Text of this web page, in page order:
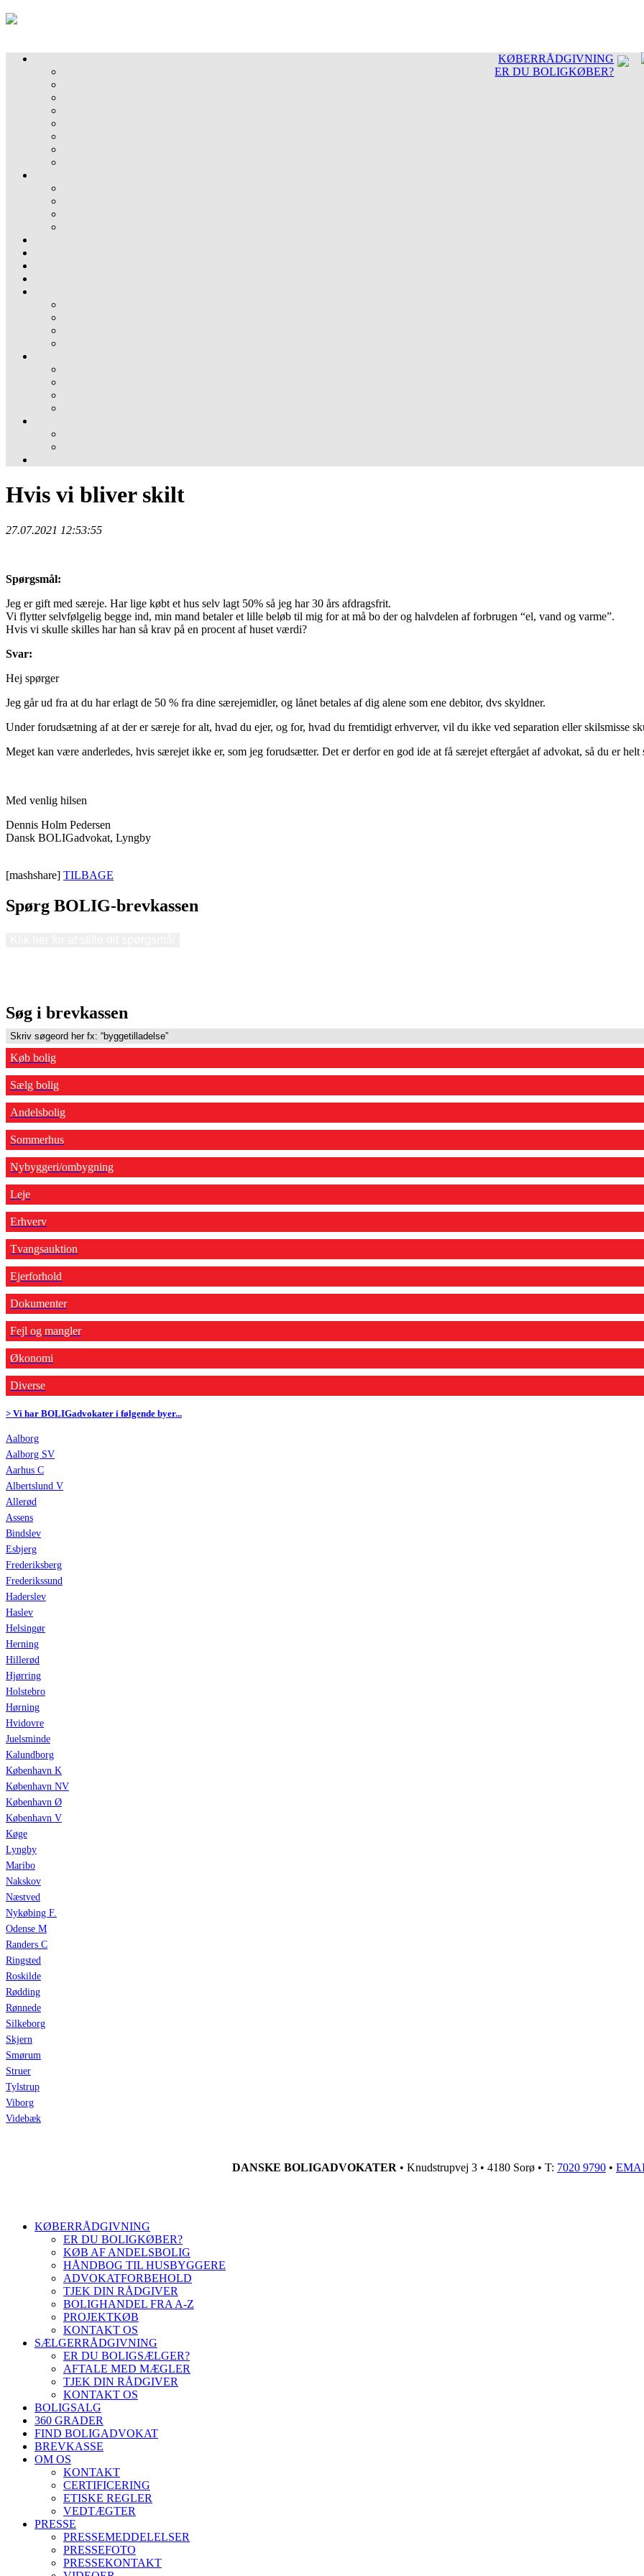
KØBERRÅDGIVNING
ER DU BOLIGKØBER?
Hvis vi bliver skilt
27.07.2021 12:53:55
Spørgsmål:
Jeg er gift med særeje. Har lige købt et hus selv lagt 50% så jeg har 30 års afdragsfrit.
Vi flytter selvfølgelig begge ind, min mand betaler et lille beløb til mig for at må bo der og halvdelen af forbrugen “el, vand og varme”.
Hvis vi skulle skilles har han så krav på en procent af huset værdi?
Svar:
Hej spørger
Jeg går ud fra at du har erlagt de 50 % fra dine særejemidler, og lånet betales af dig alene som ene debitor, dvs skyldner.
Under forudsætning af at der er særeje for alt, hvad du ejer, og for, hvad du fremtidigt erhverver, vil du ikke ved separation eller skilsmisse
Meget kan være anderledes, hvis særejet ikke er, som jeg forudsætter. Det er derfor en god ide at få særejet eftergået af advokat, så du er
Med venlig hilsen
Dennis Holm Pedersen
Dansk BOLIGadvokat, Lyngby
[mashshare] TILBAGE
Spørg BOLIG-brevkassen
Søg i brevkassen
Køb bolig
Sælg bolig
Andelsbolig
Sommerhus
Nybyggeri/ombygning
Leje
Erhverv
Tvangsauktion
Ejerforhold
Dokumenter
Fejl og mangler
Økonomi
Diverse
> Vi har BOLIGadvokater i følgende byer...
Aalborg
Aalborg SV
Aarhus C
Albertslund V
Allerød
Assens
Bindslev
Esbjerg
Frederiksberg
Frederikssund
Haderslev
Haslev
Helsingør
Herning
Hillerød
Hjørring
Holstebro
Hørning
Hvidovre
Juelsminde
Kalundborg
København K
København NV
København Ø
København V
Køge
Lyngby
Maribo
Nakskov
Næstved
Nykøbing F.
Odense M
Randers C
Ringsted
Roskilde
Rødding
Rønnede
Silkeborg
Skjern
Smørum
Struer
Tylstrup
Viborg
Videbæk
DANSKE BOLIGADVOKATER • Knudstrupvej 3 • 4180 Sorø • T: 7020 9790 •
KØBERRÅDGIVNING
ER DU BOLIGKØBER?
KØB AF ANDELSBOLIG
HÅNDBOG TIL HUSBYGGERE
ADVOKATFORBEHOLD
TJEK DIN RÅDGIVER
BOLIGHANDEL FRA A-Z
PROJEKTKØB
KONTAKT OS
SÆLGERRÅDGIVNING
ER DU BOLIGSÆLGER?
AFTALE MED MÆGLER
TJEK DIN RÅDGIVER
KONTAKT OS
BOLIGSALG
360 GRADER
FIND BOLIGADVOKAT
BREVKASSE
OM OS
KONTAKT
CERTIFICERING
ETISKE REGLER
VEDTÆGTER
PRESSE
PRESSEMEDDELELSER
PRESSEFOTO
PRESSEKONTAKT